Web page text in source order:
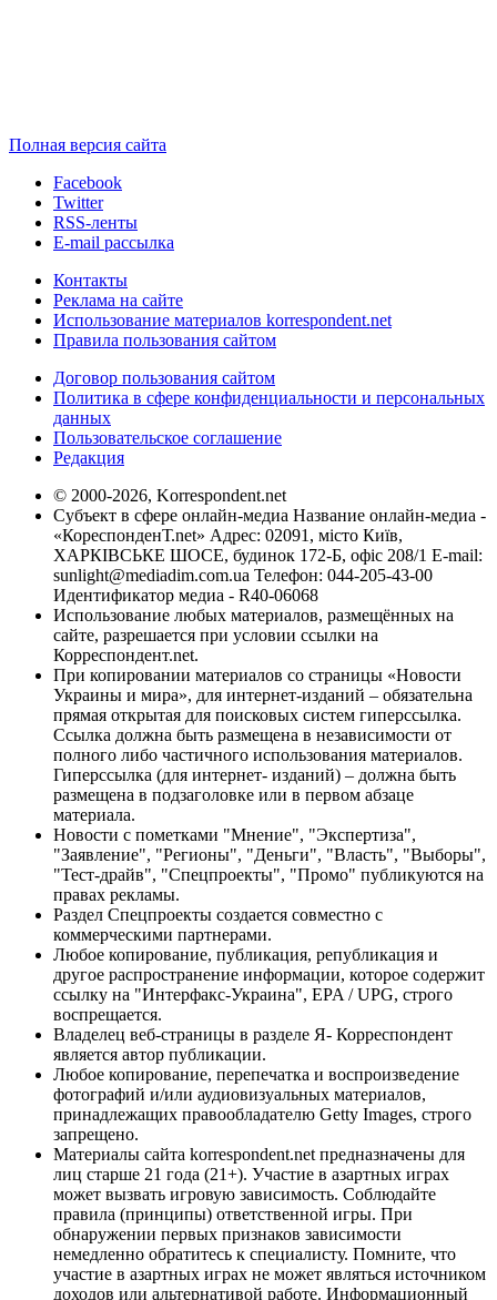
Полная версия сайта
Facebook
Twitter
RSS-ленты
E-mail рассылка
Контакты
Реклама на сайте
Использование материалов korrespondent.net
Правила пользования сайтом
Договор пользования сайтом
Политика в сфере конфиденциальности и персональных
данных
Пользовательское соглашение
Редакция
© 2000-2026, Korrespondent.net
Субъект в сфере онлайн-медиа Название онлайн-медиа -
«КореспонденТ.net» Адрес: 02091, місто Київ,
ХАРКІВСЬКЕ ШОСЕ, будинок 172-Б, офіс 208/1 E-mail:
sunlight@mediadim.com.ua Телефон: 044-205-43-00
Идентификатор медиа - R40-06068
Использование любых материалов, размещённых на
сайте, разрешается при условии ссылки на
Корреспондент.net.
При копировании материалов со страницы «Новости
Украины и мира», для интернет-изданий – обязательна
прямая открытая для поисковых систем гиперссылка.
Ссылка должна быть размещена в независимости от
полного либо частичного использования материалов.
Гиперссылка (для интернет- изданий) – должна быть
размещена в подзаголовке или в первом абзаце
материала.
Новости с пометками "Мнение", "Экспертиза",
"Заявление", "Регионы", "Деньги", "Власть", "Выборы",
"Тест-драйв", "Спецпроекты", "Промо" публикуются на
правах рекламы.
Раздел Спецпроекты создается совместно с
коммерческими партнерами.
Любое копирование, публикация, републикация и
другое распространение информации, которое содержит
ссылку на "Интерфакс-Украина", EPA / UPG, строго
воспрещается.
Владелец веб-страницы в разделе Я- Корреспондент
является автор публикации.
Любое копирование, перепечатка и воспроизведение
фотографий и/или аудиовизуальных материалов,
принадлежащих правообладателю Getty Images, строго
запрещено.
Материалы сайта korrespondent.net предназначены для
лиц старше 21 года (21+). Участие в азартных играх
может вызвать игровую зависимость. Соблюдайте
правила (принципы) ответственной игры. При
обнаружении первых признаков зависимости
немедленно обратитесь к специалисту. Помните, что
участие в азартных играх не может являться источником
доходов или альтернативой работе. Информационный